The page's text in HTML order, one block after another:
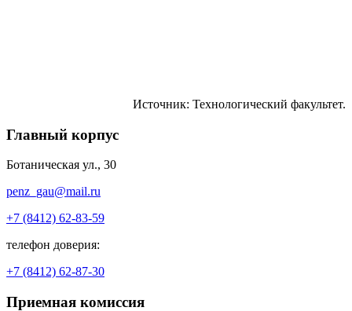
Источник: Технологический факультет.
Главный корпус
Ботаническая ул., 30
penz_gau@mail.ru
+7 (8412) 62-83-59
телефон доверия:
+7 (8412) 62-87-30
Приемная комиссия